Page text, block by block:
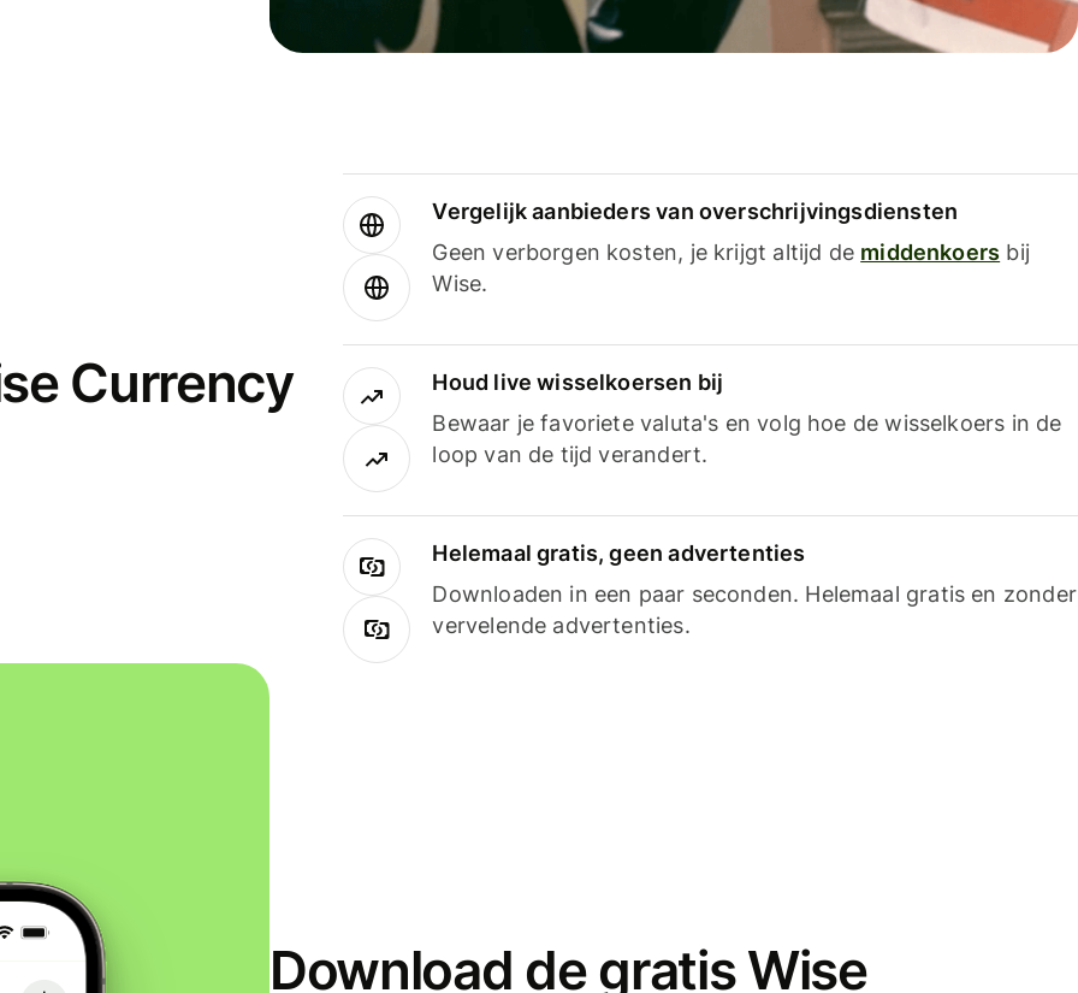
Currency
Vergelijk aanbieders van overschrijvingsdiensten
Geen verborgen kosten, je krijgt altijd de middenkoers bij
Wise.
Houd live wisselkoersen bij
Bewaar je favoriete valuta's en volg hoe de wisselkoers in de
loop van de tijd verandert.
Helemaal gratis, geen advertenties
Downloaden in een paar seconden. Helemaal gratis en zonder
vervelende advertenties.
Download de gratis Wise